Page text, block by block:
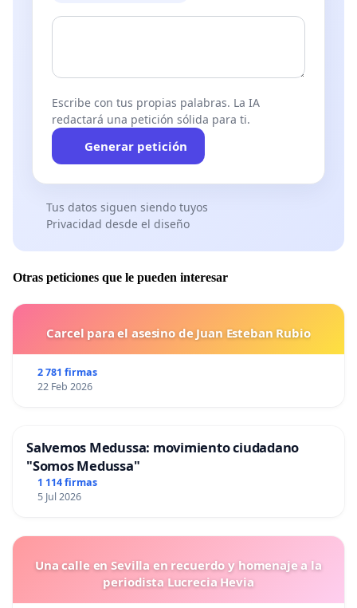
Escribe con tus propias palabras. La IA
redactará una petición sólida para ti.
Generar petición
Tus datos siguen siendo tuyos
Privacidad desde el diseño
Otras peticiones que le pueden interesar
Carcel para el asesino de Juan Esteban Rubio
2 781 firmas
22 Feb 2026
Salvemos Medussa: movimiento ciudadano
"Somos Medussa"
1 114 firmas
5 Jul 2026
Una calle en Sevilla en recuerdo y homenaje a la
periodista Lucrecia Hevia